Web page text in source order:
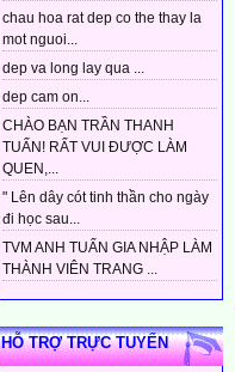
chau hoa rat dep co the thay la
mot nguoi...
dep va long lay qua ...
dep cam on...
CHÀO BẠN TRẦN THANH
TUẤN! RẤT VUI ĐƯỢC LÀM
QUEN,...
" Lên dây cót tinh thần cho ngày
đi học sau...
TVM ANH TUẤN GIA NHẬP LÀM
THÀNH VIÊN TRANG ...
HỖ TRỢ TRỰC TUYẾN